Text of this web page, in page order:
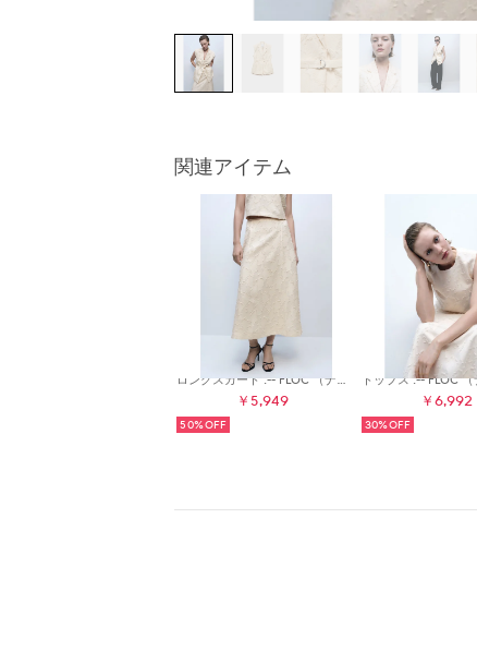
関連アイテム
ロングスカート .-- FLOC （ナチュラルホワイト）
￥5,949
50%
￥6,992
30%